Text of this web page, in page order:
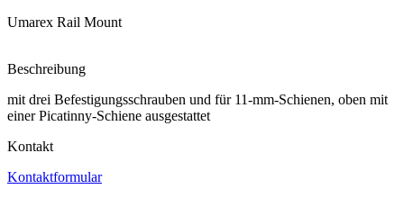
Umarex Rail Mount
Beschreibung
mit drei Befestigungsschrauben und für 11-mm-Schienen, oben mit
einer Picatinny-Schiene ausgestattet
Kontakt
Kontaktformular